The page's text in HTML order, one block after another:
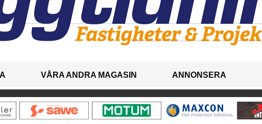
VÅRA ANDRA MAGASIN ANNONSERA